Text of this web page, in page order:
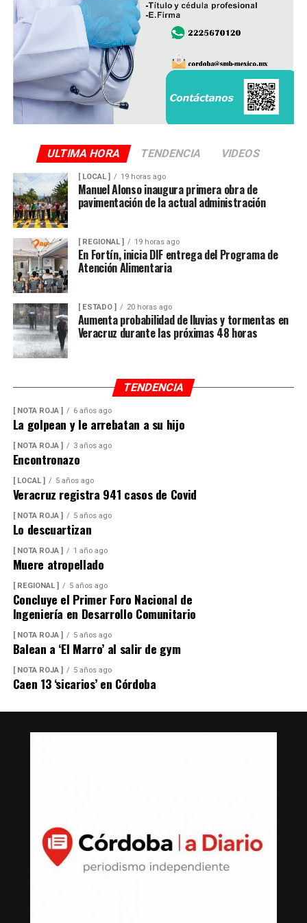
La administración municipal informó que este tipo de
proyectos forma parte del programa de mejoramiento
de infraestructura básica que se ejecuta durante el
presente ejercicio, con el objetivo de renovar redes de
servicios que han rebasado su vida útil y atender una de
las principales demandas de la población.
ULTIMA HORA TENDENCIA VIDEOS
[ LOCAL ] 19 horas ago
Manuel Alonso inaugura primera obra de
pavimentación de la actual administración
[ REGIONAL ] 19 horas ago
En Fortín, inicia DIF entrega del Programa de
Atención Alimentaria
[ ESTADO ] 20 horas ago
Aumenta probabilidad de lluvias y tormentas en
Veracruz durante las próximas 48 horas
TENDENCIA
[ NOTA ROJA ] 6 años ago
La golpean y le arrebatan a su hijo
[ NOTA ROJA ] 3 años ago
Encontronazo
[ LOCAL ] 5 años ago
Veracruz registra 941 casos de Covid
[ NOTA ROJA ] 5 años ago
Lo descuartizan
[ NOTA ROJA ] 1 año ago
Muere atropellado
[ REGIONAL ] 5 años ago
Concluye el Primer Foro Nacional de
Ingeniería en Desarrollo Comunitario
[ NOTA ROJA ] 5 años ago
Balean a ‘El Marro’ al salir de gym
[ NOTA ROJA ] 5 años ago
Caen 13 ‘sicarios’ en Córdoba